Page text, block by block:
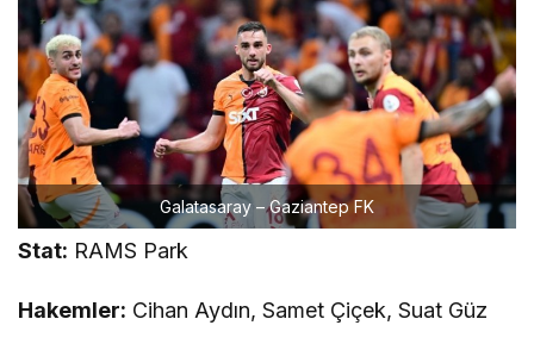
Galatasaray – Gaziantep FK
Stat: RAMS Park
Hakemler: Cihan Aydın, Samet Çiçek, Suat Güz